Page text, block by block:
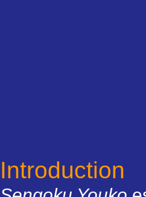
Introduction